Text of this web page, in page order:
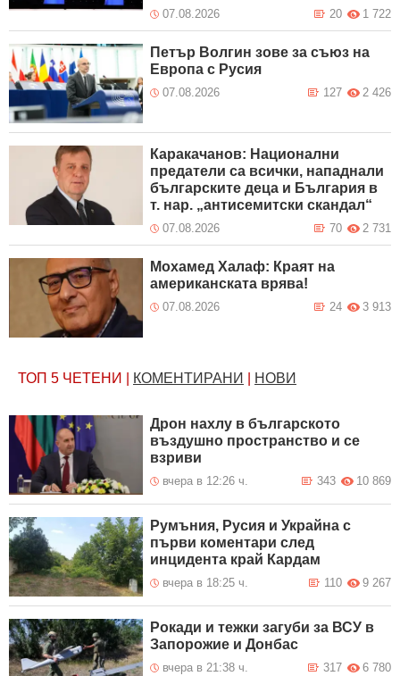
07.08.2026 1 722
20
Петър Волгин зове за съюз на
Европа с Русия
07.08.2026 2 426
127
Каракачанов: Национални
предатели са всички, нападнали
българските деца и България в
т. нар. „антисемитски скандал“
07.08.2026 2 731
70
Мохамед Халаф: Краят на
американската врява!
07.08.2026 3 913
24
ТОП 5 ЧЕТЕНИ КОМЕНТИРАНИ НОВИ
Дрон нахлу в българското
въздушно пространство и се
взриви
вчера в 12:26 ч. 10 869
343
Румъния, Русия и Украйна с
първи коментари след
инцидента край Кардам
вчера в 18:25 ч. 9 267
110
Рокади и тежки загуби за ВСУ в
Запорожие и Донбас
вчера в 21:38 ч. 6 780
317